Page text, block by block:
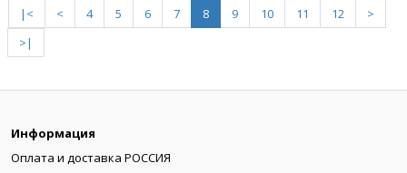
|< < 4 5 6 7 8 9 10 11 12
>
>|
Информация
Оплата и доставка РОССИЯ